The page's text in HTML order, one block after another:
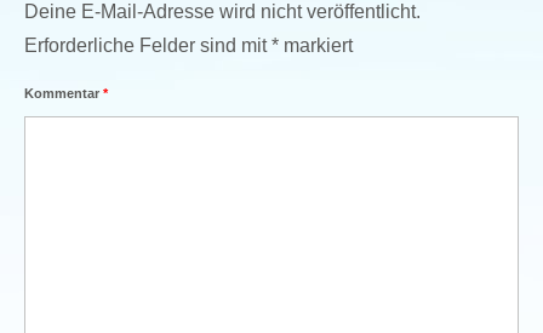
Deine E-Mail-Adresse wird nicht veröffentlicht.
Erforderliche Felder sind mit* markiert
Kommentar *